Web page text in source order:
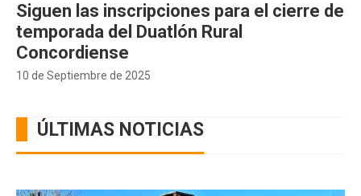
10 de Septiembre de 2025
Siguen las inscripciones para el cierre de
temporada del Duatlón Rural
Concordiense
ÚLTIMAS NOTICIAS